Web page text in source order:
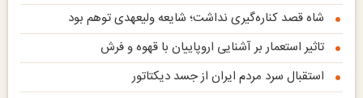
شاه قصد کناره‌گیری نداشت؛ شایعه ولیعهدی توهم بود
تاثیر استعمار بر آشنایی اروپاییان با قهوه و فرش
استقبال سرد مردم ایران از جسد دیکتاتور